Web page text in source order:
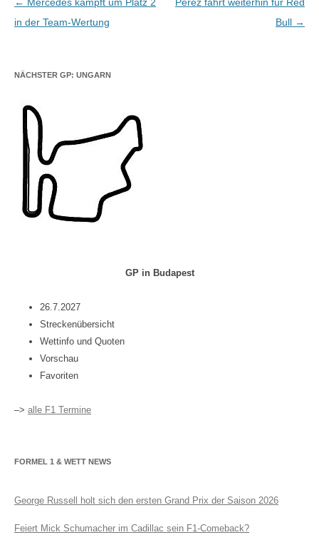
in der Team-Wertung
Bull →
NÄCHSTER GP: UNGARN
GP in Budapest
26.7.2027
Streckenübersicht
Wettinfo und Quoten
Vorschau
Favoriten
–> alle F1 Termine
FORMEL 1 & WETT NEWS
George Russell holt sich den ersten Grand Prix der Saison 2026
Feiert Mick Schumacher im Cadillac sein F1-Comeback?